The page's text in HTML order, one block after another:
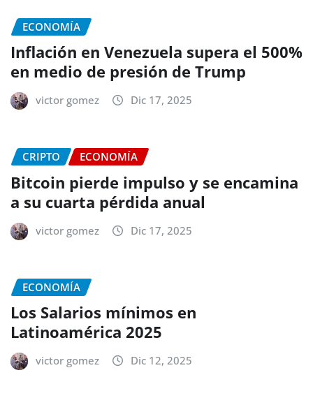
ECONOMÍA
Inflación en Venezuela supera el 500%
en medio de presión de Trump
victor gomez Dic 17, 2025
CRIPTO ECONOMÍA
Bitcoin pierde impulso y se encamina
a su cuarta pérdida anual
victor gomez Dic 17, 2025
ECONOMÍA
Los Salarios mínimos en
Latinoamérica 2025
victor gomez Dic 12, 2025